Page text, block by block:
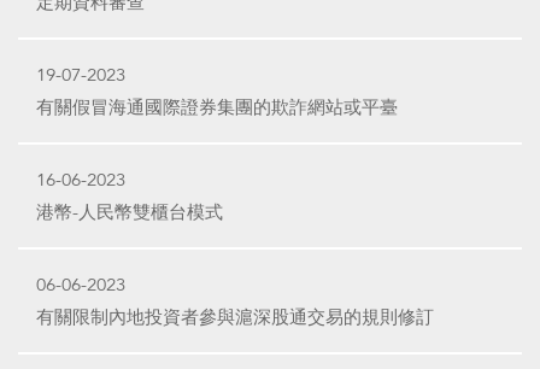
19-07-2023
有關假冒海通國際證券集團的欺詐網站或平臺
16-06-2023
港幣-人民幣雙櫃台模式
06-06-2023
有關限制內地投資者參與滬深股通交易的規則修訂